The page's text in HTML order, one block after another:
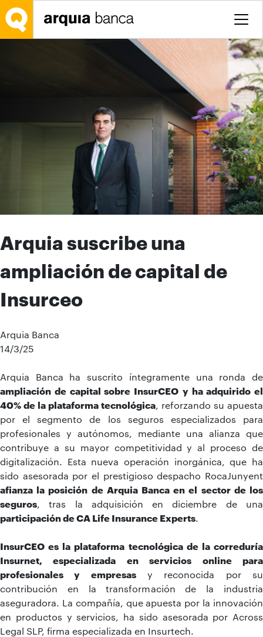
Saltar al contenido principal
Arquia suscribe una
ampliación de capital de
Insurceo
Arquia Banca
14/3/25
Arquia Banca ha suscrito íntegramente una ronda de
ampliación de capital sobre InsurCEO y ha adquirido el
40% de la plataforma tecnológica, reforzando su apuesta
por el segmento de los seguros especializados para
profesionales y autónomos, mediante una alianza que
contribuye a su mayor competitividad y al proceso de
digitalización. Esta nueva operación inorgánica, que ha
sido asesorada por el prestigioso despacho RocaJunyent
afianza la posición de Arquia Banca en el sector de los
seguros, tras la adquisición en diciembre de una
participación de CA Life Insurance Experts.
InsurCEO es la plataforma tecnológica de la correduría
Insurnet, especializada en servicios online para
profesionales y empresasy reconocida por su
contribución en la transformación de la industria
aseguradora. La compañía, que apuesta por la innovación
en productos y servicios, ha sido asesorada por Across
Legal SLP, firma especializada en Insurtech.